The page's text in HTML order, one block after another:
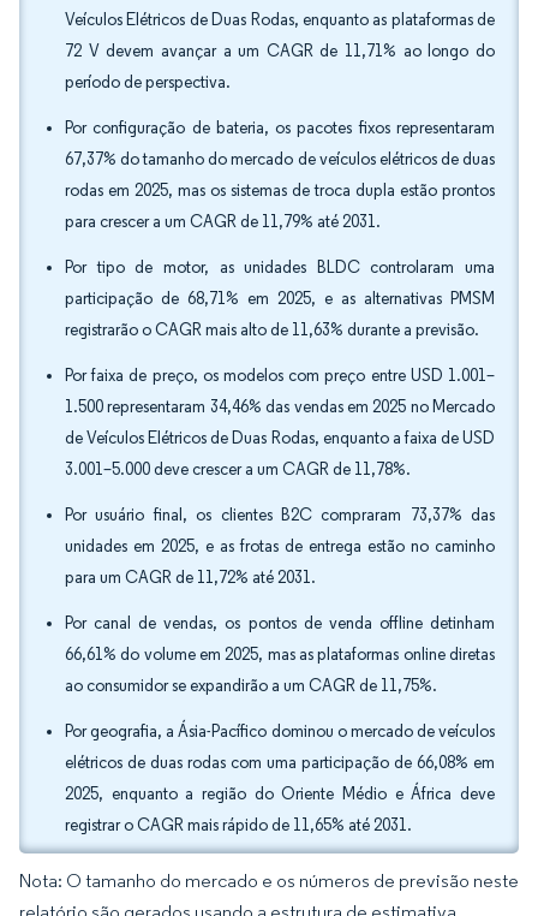
Veículos Elétricos de Duas Rodas, enquanto as plataformas de
72 V devem avançar a um CAGR de 11,71% ao longo do
período de perspectiva.
Por configuração de bateria, os pacotes fixos representaram
67,37% do tamanho do mercado de veículos elétricos de duas
rodas em 2025, mas os sistemas de troca dupla estão prontos
para crescer a um CAGR de 11,79% até 2031.
Por tipo de motor, as unidades BLDC controlaram uma
participação de 68,71% em 2025, e as alternativas PMSM
registrarão o CAGR mais alto de 11,63% durante a previsão.
Por faixa de preço, os modelos com preço entre USD 1.001–
1.500 representaram 34,46% das vendas em 2025 no Mercado
de Veículos Elétricos de Duas Rodas, enquanto a faixa de USD
3.001–5.000 deve crescer a um CAGR de 11,78%.
Por usuário final, os clientes B2C compraram 73,37% das
unidades em 2025, e as frotas de entrega estão no caminho
para um CAGR de 11,72% até 2031.
Por canal de vendas, os pontos de venda offline detinham
66,61% do volume em 2025, mas as plataformas online diretas
ao consumidor se expandirão a um CAGR de 11,75%.
Por geografia, a Ásia-Pacífico dominou o mercado de veículos
elétricos de duas rodas com uma participação de 66,08% em
2025, enquanto a região do Oriente Médio e África deve
registrar o CAGR mais rápido de 11,65% até 2031.
Nota: O tamanho do mercado e os números de previsão neste